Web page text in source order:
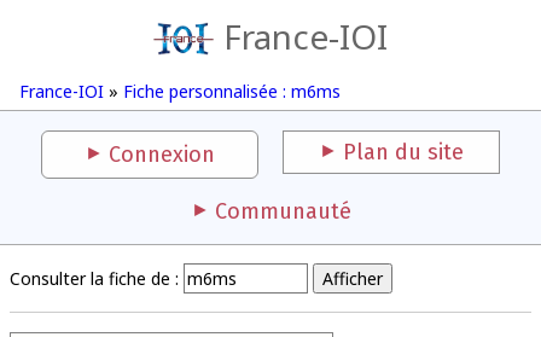
France-IOI
France-IOI » Fiche personnalisée : m6ms
Connexion Plan du site
Communauté
Consulter la fiche de :